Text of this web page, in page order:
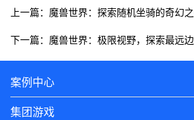
上一篇：魔兽世界：探索随机坐骑的奇幻
下一篇：魔兽世界：极限视野，探索最远
案例中心
集团游戏